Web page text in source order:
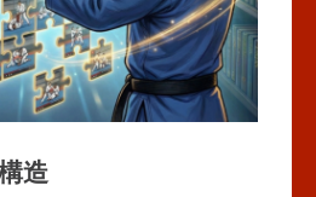
造